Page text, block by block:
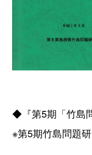
◆『第5期「竹島
※第5期竹島問題